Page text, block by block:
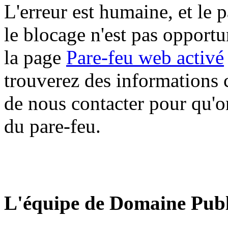
L'erreur est humaine, et le
le blocage n'est pas
la page Pare-feu web activé
trouverez des informations
de nous contacter pour
du pare-feu.
L'équipe de Domaine